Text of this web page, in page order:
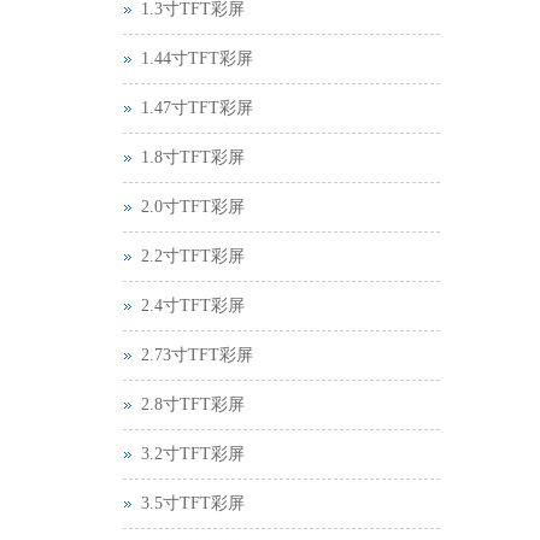
1.3寸TFT彩屏
1.44寸TFT彩屏
1.47寸TFT彩屏
1.8寸TFT彩屏
2.0寸TFT彩屏
2.2寸TFT彩屏
2.4寸TFT彩屏
2.73寸TFT彩屏
2.8寸TFT彩屏
3.2寸TFT彩屏
3.5寸TFT彩屏